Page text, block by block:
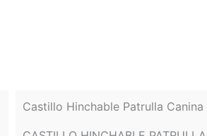
Castillo Hinchable Patrulla Canina